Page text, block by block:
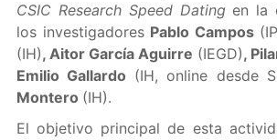
CSIC Research Speed Dating en la
los investigadores Pablo Campos
(IH), Aitor García Aguirre (IEGD),
Emilio Gallardo (IH, online desde
Montero (IH).
El objetivo principal de esta